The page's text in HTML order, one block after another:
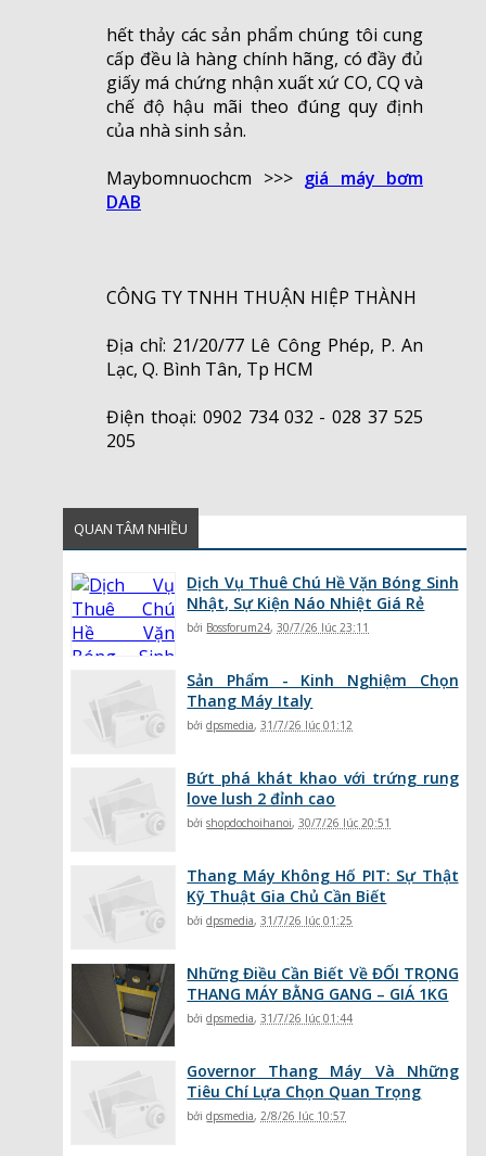
hết thảy các sản phẩm chúng tôi cung
cấp đều là hàng chính hãng, có đầy đủ
giấy má chứng nhận xuất xứ CO, CQ và
chế độ hậu mãi theo đúng quy định
của nhà sinh sản.
Maybomnuochcm >>> giá máy bơm
DAB
CÔNG TY TNHH THUẬN HIỆP THÀNH
Địa chỉ: 21/20/77 Lê Công Phép, P. An
Lạc, Q. Bình Tân, Tp HCM
Điện thoại: 0902 734 032 - 028 37 525
205
QUAN TÂM NHIỀU
Dịch Vụ Thuê Chú Hề Vặn Bóng Sinh
Nhật, Sự Kiện Náo Nhiệt Giá Rẻ
bởi Bossforum24,30/7/26 lúc 23:11
Sản Phẩm - Kinh Nghiệm Chọn
Thang Máy Italy
bởidpsmedia,31/7/26 lúc 01:12
Bứt phá khát khao với trứng rung
love lush 2 đỉnh cao
bởishopdochoihanoi,30/7/26 lúc 20:51
Thang Máy Không Hố PIT: Sự Thật
Kỹ Thuật Gia Chủ Cần Biết
bởidpsmedia,31/7/26 lúc 01:25
Những Điều Cần Biết Về ĐỐI TRỌNG
THANG MÁY BẰNG GANG – GIÁ 1KG
bởidpsmedia,31/7/26 lúc 01:44
Governor Thang Máy Và Những
Tiêu Chí Lựa Chọn Quan Trọng
bởidpsmedia,2/8/26 lúc 10:57